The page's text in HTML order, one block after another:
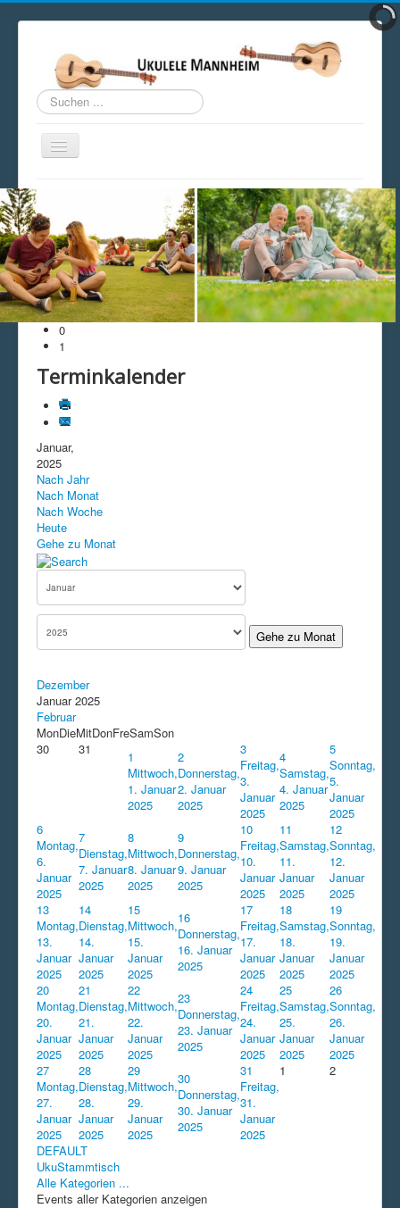
Suchen
...
Navigation
an/aus
Ukulele Play Along
Unterricht
UkeLinks
Ukebuddy
Ukuleleboard
Weitere Ukulele Stammtische
San Jose Ukulele Club
0
1
Terminkalender
Januar,
2025
Nach Jahr
Nach Monat
Nach Woche
Heute
Gehe zu Monat
Gehe zu Monat
Dezember
Januar 2025
Februar
MonDieMitDonFreSamSon
30
31
1
Mittwoch,
1. Januar
2025
2
Donnerstag,
2. Januar
2025
3
Freitag,
3.
Januar
2025
4
Samstag,
4. Januar
2025
5
Sonntag,
5.
Januar
2025
6
Montag,
6.
Januar
2025
7
Dienstag,
7. Januar
2025
8
Mittwoch,
8. Januar
2025
9
Donnerstag,
9. Januar
2025
10
Freitag,
10.
Januar
2025
11
Samstag,
11.
Januar
2025
12
Sonntag,
12.
Januar
2025
13
Montag,
13.
Januar
2025
14
Dienstag,
14.
Januar
2025
15
Mittwoch,
15.
Januar
2025
16
Donnerstag,
16. Januar
2025
17
Freitag,
17.
Januar
2025
18
Samstag,
18.
Januar
2025
19
Sonntag,
19.
Januar
2025
20
Montag,
20.
Januar
2025
21
Dienstag,
21.
Januar
2025
22
Mittwoch,
22.
Januar
2025
23
Donnerstag,
23. Januar
2025
24
Freitag,
24.
Januar
2025
25
Samstag,
25.
Januar
2025
26
Sonntag,
26.
Januar
2025
27
Montag,
27.
Januar
2025
28
Dienstag,
28.
Januar
2025
29
Mittwoch,
29.
Januar
2025
30
Donnerstag,
30. Januar
2025
31
Freitag,
31.
Januar
2025
1 2
DEFAULT
UkuStammtisch
Alle Kategorien ...
Events aller Kategorien anzeigen